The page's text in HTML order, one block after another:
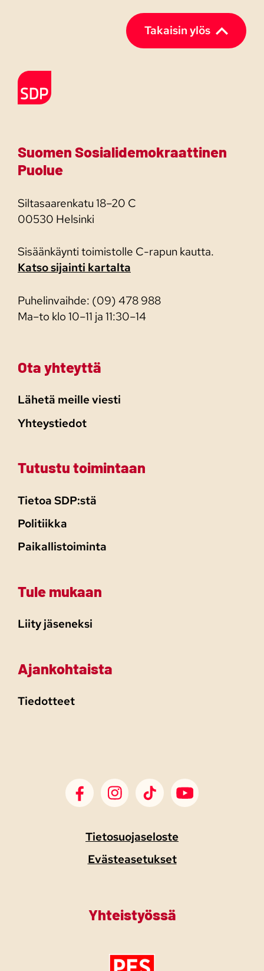
Takaisin ylös
Etusivulle
Suomen Sosialidemokraattinen
Puolue
Siltasaarenkatu 18–20 C
00530 Helsinki
Sisäänkäynti toimistolle C-rapun kautta.
Katso sijainti kartalta
Puhelinvaihde: (09) 478 988
Ma–to klo 10–11 ja 11:30–14
Ota yhteyttä
Lähetä meille viesti
Yhteystiedot
Tutustu toimintaan
Tietoa SDP:stä
Politiikka
Paikallistoiminta
Tule mukaan
Liity jäseneksi
Ajankohtaista
Tiedotteet
SDP Facebook
SDP Instagram
SDP TikTokSDP Youtube
Tietosuojaseloste
Evästeasetukset
Yhteistyössä
Tutustu PES:n periaatejulistukseen